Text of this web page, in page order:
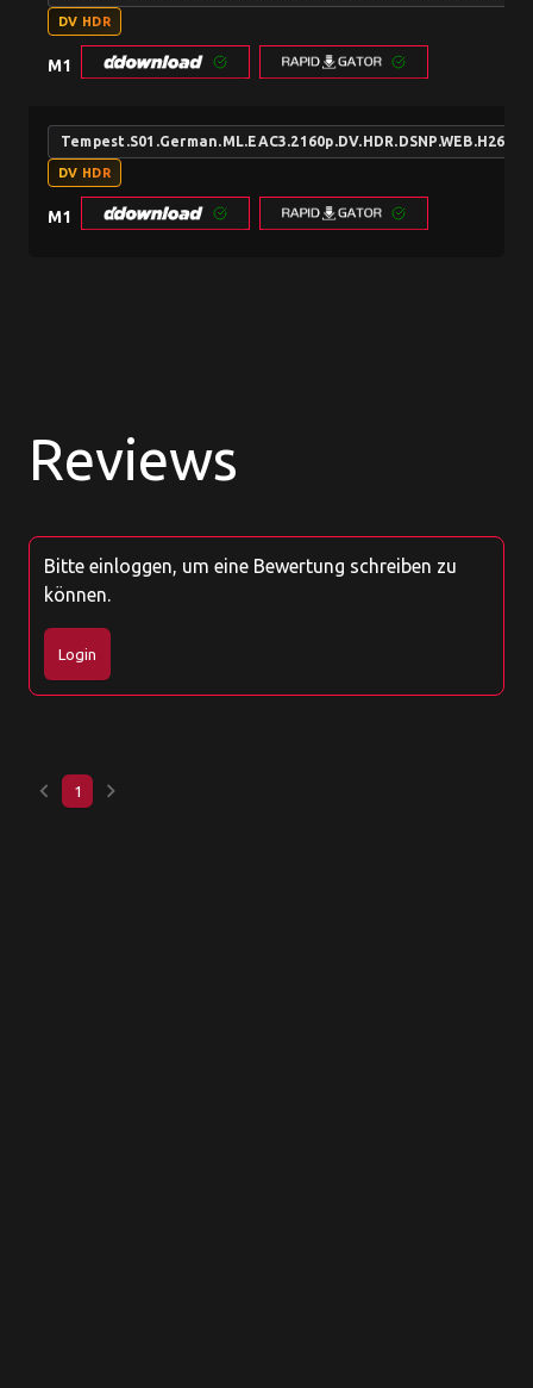
DV HDR
M1
Tempest.S01.German.ML.EAC3.2160p.DV.HDR.DSNP.WEB.H265-
DV HDR
M1
Reviews
Bitte einloggen, um eine Bewertung schreiben zu
können.
Login
keyboard_arrow_left 1 keyboard_arrow_right